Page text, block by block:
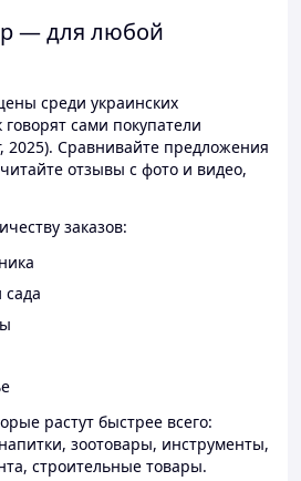
— для любой
среди украинских
сами покупатели
2025). Сравнивайте предложения
отзывы с фото и видео,
заказов:
растут быстрее всего:
зоотовары, инструменты,
строительные товары.